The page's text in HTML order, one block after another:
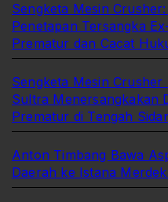
Sengketa Mesin
Penetapan Tersangka
Prematur dan Cacat
Sengketa Mesin
Sultra Menersangkakan
Prematur di Tengah
Anton Timbang Bawa
Daerah ke Istana